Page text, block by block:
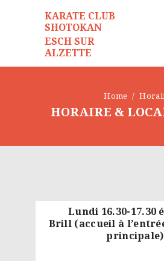
KARATE CLUB
SHOTOKAN
ESCH SUR
ALZETTE
Home
HORAIRE &
Lundi 16.30-17.30
Brill (accueil à
principale)